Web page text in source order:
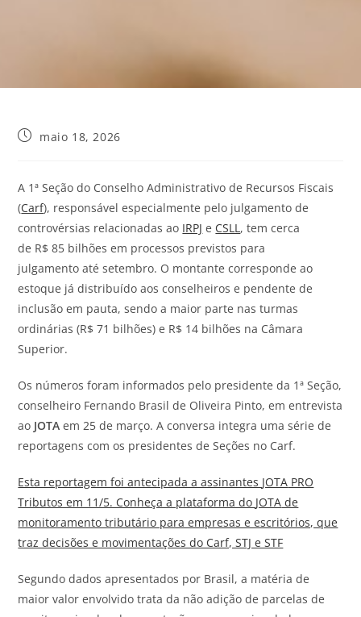
maio 18, 2026
A 1ª Seção do Conselho Administrativo de Recursos Fiscais
(Carf), responsável especialmente pelo julgamento de
controvérsias relacionadas ao IRPJ e CSLL,tem cerca
de R$85 bilhões em processos previstos para
julgamentoaté setembro. O montante corresponde ao
estoque já distribuído aos conselheiros e pendente de
inclusão em pauta, sendo a maior parte nas turmas
ordinárias (R$ 71 bilhões) e R$ 14 bilhões na Câmara
Superior.
Os números foram informados pelo presidente da 1ª Seção,
conselheiro Fernando Brasil de Oliveira Pinto, em entrevista
ao JOTA em 25 de março. A conversa integra uma série de
reportagens com os presidentes de Seções no Carf.
Esta reportagem foi antecipada a assinantes JOTA PRO
Tributos em 11/5. Conheça a plataforma do JOTA de
monitoramento tributário para empresas e escritórios, que
traz decisões e movimentações do Carf, STJ e STF
Segundo dados apresentados por Brasil, a matéria de
maior valor envolvido trata da não adição de parcelas de